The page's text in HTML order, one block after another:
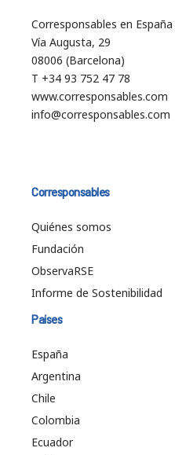
Corresponsables en España
Vía Augusta, 29
08006 (Barcelona)
T +34 93 752 47 78
www.corresponsables.com
info@corresponsables.com
Corresponsables
Quiénes somos
Fundación
ObservaRSE
Informe de Sostenibilidad
Países
España
Argentina
Chile
Colombia
Ecuador